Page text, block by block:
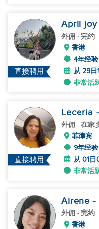
直接聘用
April joy
外佣 - 完约
香港
4年经验
从 29日
非常活
直接聘用
Leceria
外佣 - 在家
菲律宾
9年经验
从 01日
非常活
Airene -
外佣 - 完约
香港